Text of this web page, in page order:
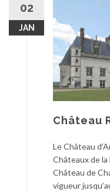
02
JAN
Château
Le Château
Châteaux de la
Château de
vigueur